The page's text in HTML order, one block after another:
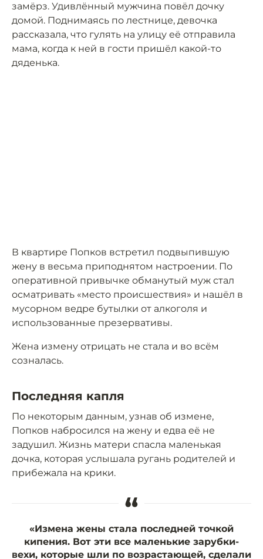
замёрз. Удивлённый мужчина повёл дочку
домой. Поднимаясь по лестнице, девочка
рассказала, что гулять на улицу её отправила
мама, когда к ней в гости пришёл какой-то
дяденька.
В квартире Попков встретил подвыпившую
жену в весьма приподнятом настроении. По
оперативной привычке обманутый муж стал
осматривать «место происшествия» и нашёл в
мусорном ведре бутылки от алкоголя и
использованные презервативы.
Жена измену отрицать не стала и во всём
созналась.
Последняя капля
По некоторым данным, узнав об измене,
Попков набросился на жену и едва её не
задушил. Жизнь матери спасла маленькая
дочка, которая услышала ругань родителей и
прибежала на крики.
“
«Измена жены стала последней точкой
кипения. Вот эти все маленькие зарубки-
вехи, которые шли по возрастающей, сделали